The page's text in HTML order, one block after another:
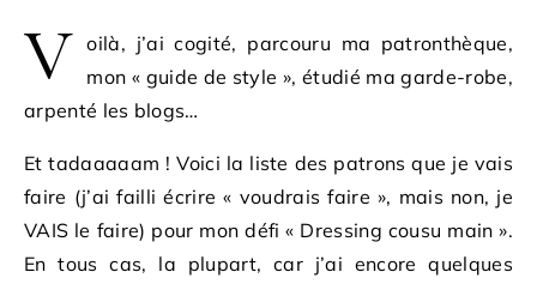
V oilà, j’ai cogité, parcouru ma patronthèque,
mon « guide de style », étudié ma garde-robe,
arpenté les blogs…
Et tadaaaaam ! Voici la liste des patrons que je vais
faire (j’ai failli écrire « voudrais faire », mais non, je
VAIS le faire) pour mon défi « Dressing cousu main ».
En tous cas, la plupart, car j’ai encore quelques